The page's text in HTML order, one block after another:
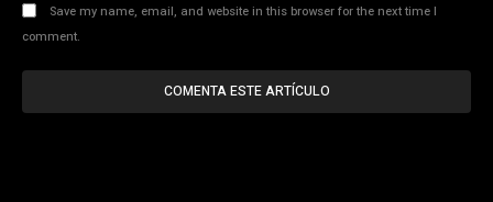
Save my name, email, and website in this browser for the next time I
comment.